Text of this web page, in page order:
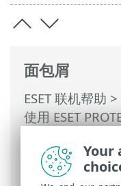
面包屑
ESET 联机帮助 >
使用 ESET
模板>动态组模
特定版本的软件
Your